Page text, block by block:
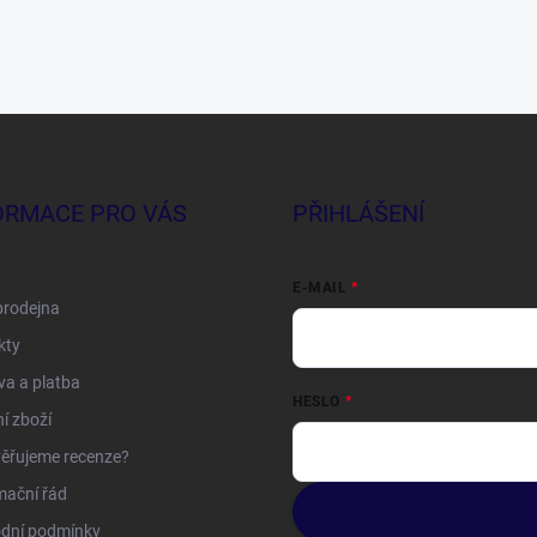
PRO VÁS
a platba
zboží
recenze?
řád
podmínky
PŘIHLÁŠENÍ
E-MAIL
HESLO